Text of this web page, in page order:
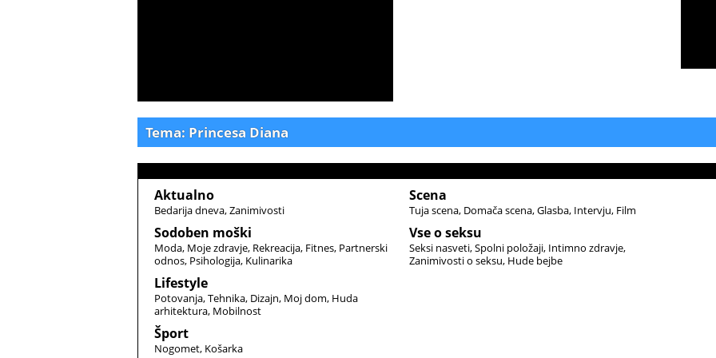
Tema: Princesa Diana
Aktualno
Bedarija dneva Zanimivosti
Sodoben moški
Moda Moje zdravje Rekreacija Fitnes Partnerski
odnos Psihologija Kulinarika
Lifestyle
Potovanja Tehnika Dizajn Moj dom Huda
arhitektura Mobilnost
Šport
Nogomet Košarka
Scena
Tuja scena Domača scena Glasba Intervju Film
Vse o seksu
Seksi nasveti Spolni položaji Intimno zdravje
Zanimivosti o seksu Hude bejbe